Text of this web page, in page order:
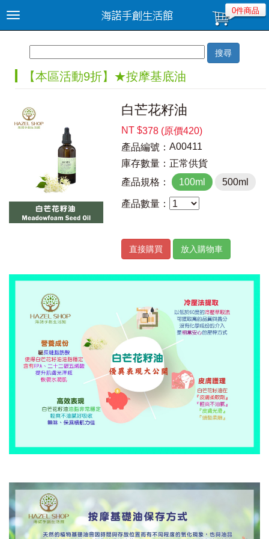
0件商品
Toggle
搜尋
【本區活動9折】★按摩基底油
白芒花籽油
NT $378 (原價420)
產品編號： A00411
庫存數量： 正常供貨
產品規格：
產品數量：
直接購買 放入購物車